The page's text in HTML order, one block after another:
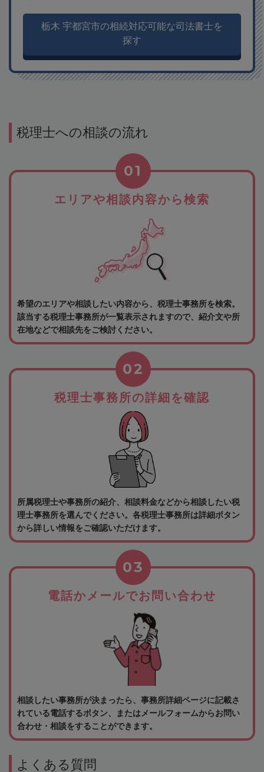
栃木 宇都宮市の相続対応可能な司法書士を
探す
税理士への相談の流れ
エリアや相談内容から検索
01
希望のエリアや相談したい内容から、税理士事務所を検索。
該当する税理士事務所が一覧表示されますので、紹介文や所
在地などで相談先をご検討ください。
税理士事務所の詳細を確認
02
所属税理士や事務所の紹介、相談料金などから相談したい税
理士事務所を選んでください。各税理士事務所は詳細ボタン
から詳しい情報をご確認いただけます。
電話かメールでお問い合わせ
03
相談したい事務所が決まったら、事務所詳細ページに記載さ
れている電話するボタン、またはメールフォームからお問い
合わせ・相談をすることができます。
よくある質問